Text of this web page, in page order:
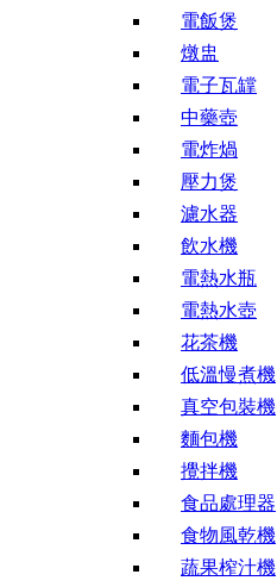
電飯煲
燉盅
電子瓦罉
中藥壺
電炸煱
壓力煲
濾水器
飲水機
電熱水瓶
電熱水壺
花茶機
低溫慢煮機
真空包裝機
麵包機
攪拌機
食品處理器
食物風乾機
蔬果榨汁機